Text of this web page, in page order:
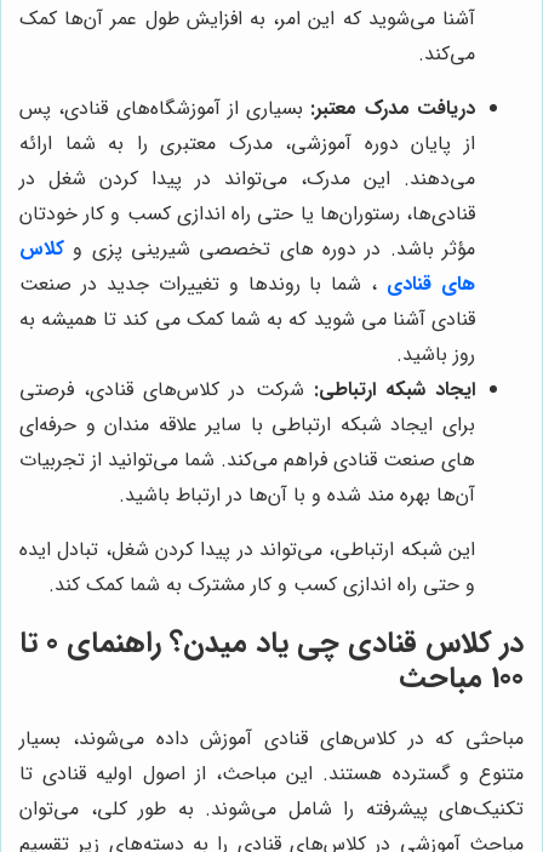
آشنا می‌شوید که این امر، به افزایش طول عمر آن‌ها کمک
می‌کند.
دریافت مدرک معتبر: بسیاری از آموزشگاه‌های قنادی، پس
از پایان دوره آموزشی، مدرک معتبری را به شما ارائه
می‌دهند. این مدرک، می‌تواند در پیدا کردن شغل در
قنادی‌ها، رستوران‌ها یا حتی راه اندازی کسب و کار خودتان
مؤثر باشد. در دوره های تخصصی شیرینی پزی و کلاس
های قنادی ، شما با روندها و تغییرات جدید در صنعت
قنادی آشنا می شوید که به شما کمک می کند تا همیشه به
روز باشید.
ایجاد شبکه ارتباطی: شرکت در کلاس‌های قنادی، فرصتی
برای ایجاد شبکه ارتباطی با سایر علاقه مندان و حرفه‌ای
های صنعت قنادی فراهم می‌کند. شما می‌توانید از تجربیات
آن‌ها بهره مند شده و با آن‌ها در ارتباط باشید.
این شبکه ارتباطی، می‌تواند در پیدا کردن شغل، تبادل ایده
و حتی راه اندازی کسب و کار مشترک به شما کمک کند.
در کلاس قنادی چی یاد میدن؟ راهنمای 0 تا
100 مباحث
مباحثی که در کلاس‌های قنادی آموزش داده می‌شوند، بسیار
متنوع و گسترده هستند. این مباحث، از اصول اولیه قنادی تا
تکنیک‌های پیشرفته را شامل می‌شوند. به طور کلی، می‌توان
مباحث آموزشی در کلاس‌های قنادی را به دسته‌های زیر تقسیم